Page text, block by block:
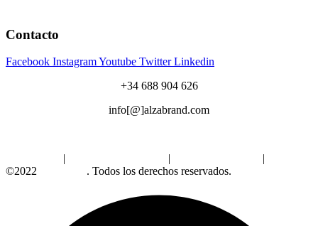
Contacto
Facebook InstagramYoutube Twitter Linkedin
+34 688 904 626
info[@]alzabrand.com
| |
|
©2022
. Todos los derechos reservados.